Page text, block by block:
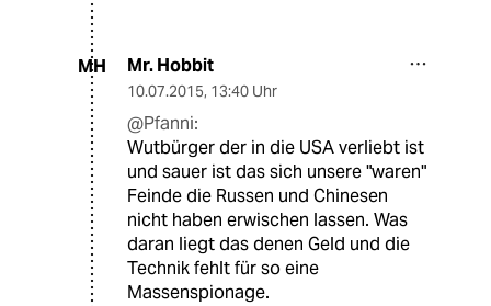
MH Mr. Hobbit
10.07.2015, 13:40 Uhr
@Pfanni:
Wutbürger der in die USA verliebt ist
und sauer ist das sich unsere "waren"
Feinde die Russen und Chinesen
nicht haben erwischen lassen. Was
daran liegt das denen Geld und die
Technik fehlt für so eine
Massenspionage.